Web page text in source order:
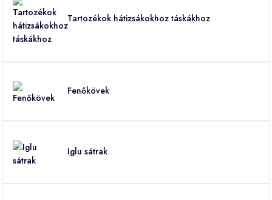
Tartozékok hátizsákokhoz táskákhoz
Fenőkövek
Iglu sátrak